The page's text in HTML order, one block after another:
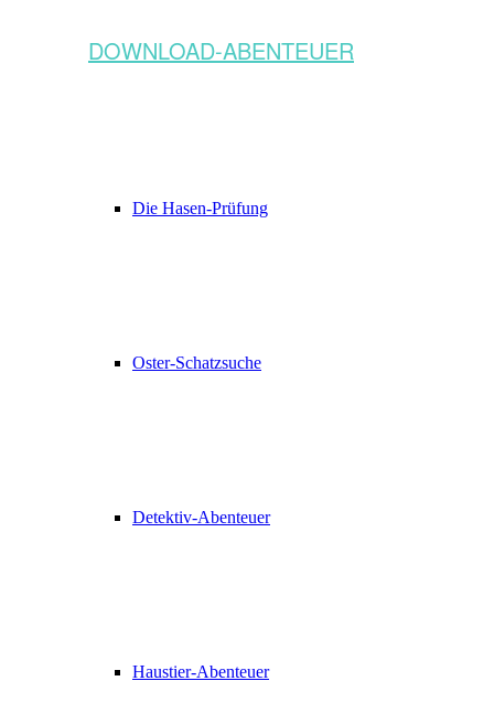
DOWNLOAD-ABENTEUER
Die Hasen-Prüfung
Oster-Schatzsuche
Detektiv-Abenteuer
Haustier-Abenteuer